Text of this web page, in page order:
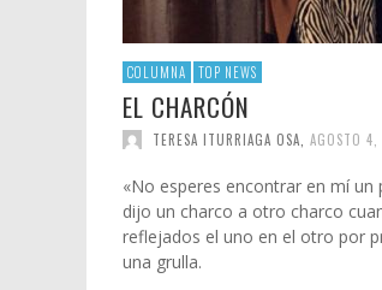
COLUMNA TOP NEWS
EL CHARCÓN
TERESA ITURRIAGA OSA AGOSTO
«No esperes encontrar en mí un
dijo un charco a otro charco
reflejados el uno en el otro por
una grulla.